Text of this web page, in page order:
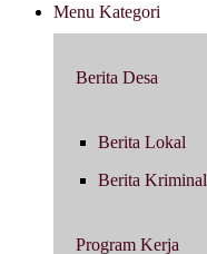
Menu Kategori
Berita Desa
Berita Lokal
Berita Kriminal
Program Kerja